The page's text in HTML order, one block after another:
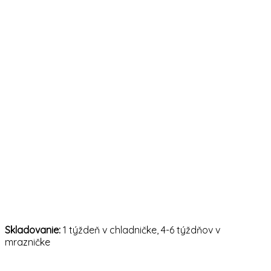
Skladovanie: 1 týždeň v chladničke, 4-6 týždňov v
mrazničke